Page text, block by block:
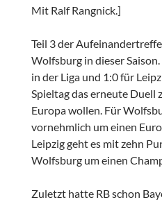
Mit Ralf Rangnick.]
Teil 3 der
Wolfsburg in dieser
in der Liga und 1:0 für
Spieltag das erneute Duell
Europa wollen. Für
vornehmlich um einen
Leipzig geht es mit zehn
Wolfsburg um einen
Zuletzt hatte RB schon